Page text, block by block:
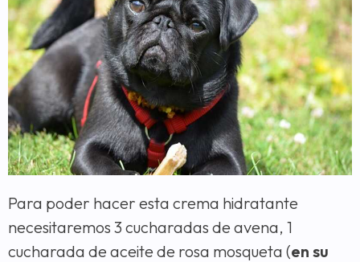
Para poder hacer esta crema hidratante
necesitaremos 3 cucharadas de avena, 1
cucharada de aceite de rosa mosqueta (en su